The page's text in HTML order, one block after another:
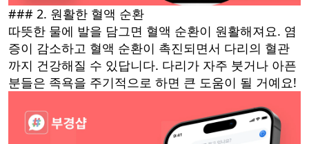
### 2. 원활한 혈액 순환
따뜻한 물에 발을 담그면 혈액 순환이 원활해져요. 염
증이 감소하고 혈액 순환이 촉진되면서 다리의 혈관
까지 건강해질 수 있답니다. 다리가 자주 붓거나 아픈
분들은 족욕을 주기적으로 하면 큰 도움이 될 거예요!